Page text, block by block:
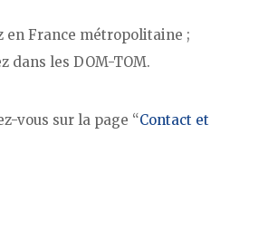
en France métropolitaine ;
dans les DOM-TOM.
vous sur la page “Contact et